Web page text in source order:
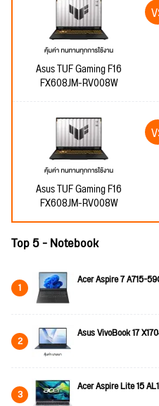
Asus TUF Gaming F16
FX608JM-RV008W
Asus TUF Gaming F16
FX608JM-RV008W
Top 5 - Notebook
1 Acer Aspire 7 A715-
2 Asus VivoBook 17
3 Acer Aspire Lite 15